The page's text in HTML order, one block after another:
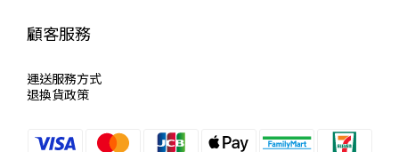
顧客服務
運送服務方式
退換貨政策